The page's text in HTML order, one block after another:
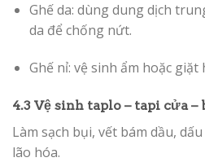
Ghế da: dùng dung dịch
da để chống nứt.
Ghế nỉ: vệ sinh ẩm hoặc
4.3 Vệ sinh taplo – tapi cửa
Làm sạch bụi, vết bám dầu,
lão hóa.